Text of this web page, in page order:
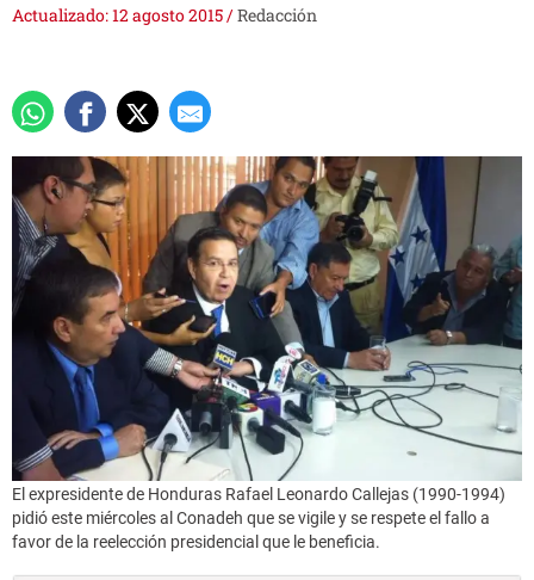
Actualizado: 12 agosto 2015/Redacción
El expresidente de Honduras Rafael Leonardo Callejas (1990-1994)
pidió este miércoles al Conadeh que se vigile y se respete el fallo a
favor de la reelección presidencial que le beneficia.